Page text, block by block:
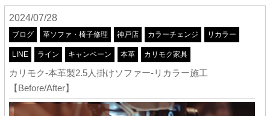
2024/07/28
ブログ 革ソファ・椅子修理 神戸店 カラーチェンジ リカラー
LINE ライン キャンペーン 本革 カリモク家具
カリモク-本革製2.5人掛けソファー-リカラー施工
【Before/After】